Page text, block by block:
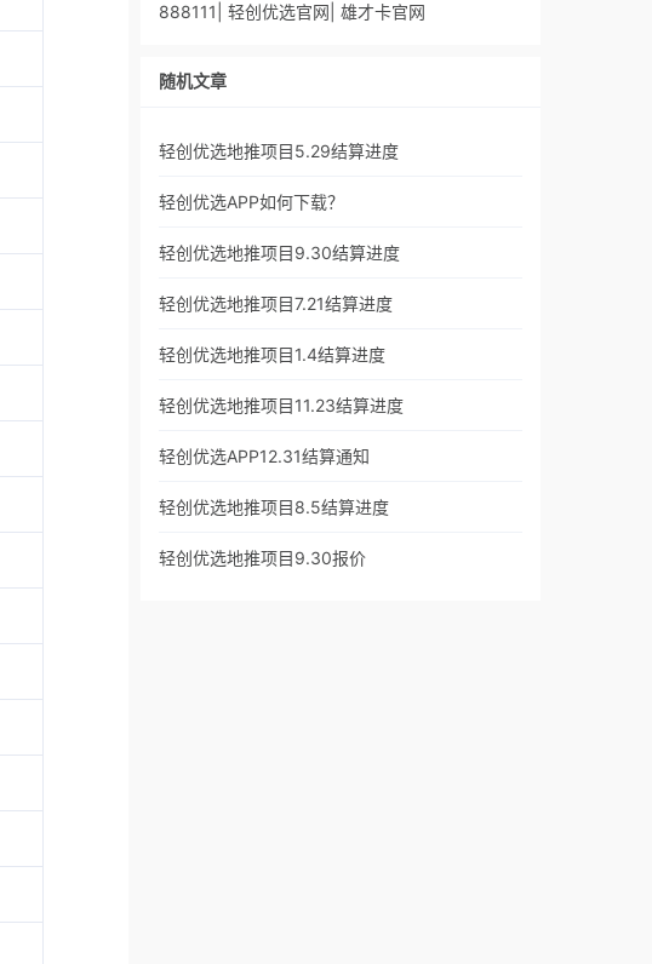
888111
轻创优选官网 雄才卡官网
随机文章
轻创优选地推项目5.29结算进度
轻创优选APP如何下载？
轻创优选地推项目9.30结算进度
轻创优选地推项目7.21结算进度
轻创优选地推项目1.4结算进度
轻创优选地推项目11.23结算进度
轻创优选APP12.31结算通知
轻创优选地推项目8.5结算进度
轻创优选地推项目9.30报价